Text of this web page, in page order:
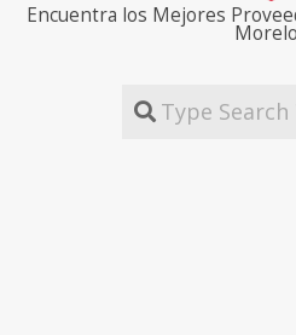
Encuentra los Mejores